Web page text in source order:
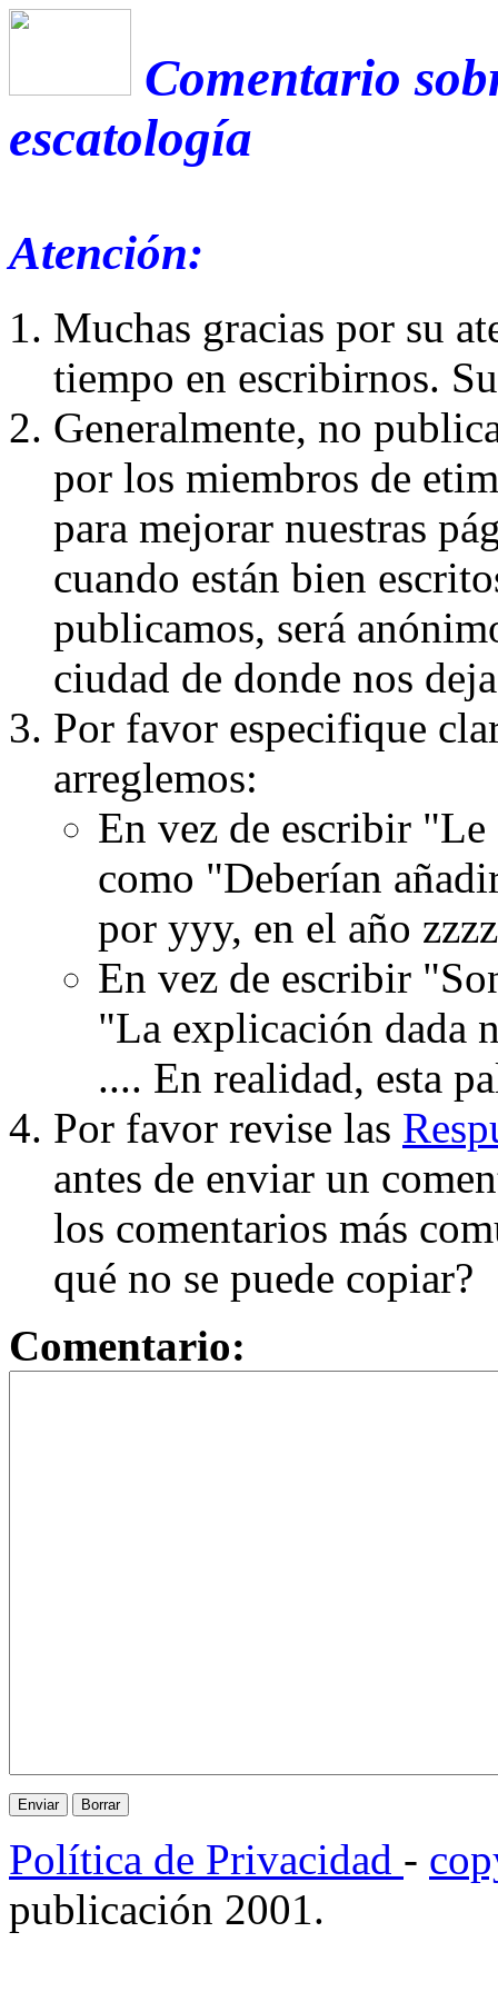
Comentario
escatología
Atención:
Muchas gracias por su
tiempo en escribirnos.
Generalmente, no
por los miembros de
para mejorar nuestras
cuando están bien
publicamos, será
ciudad de donde nos
Por favor especifique
arreglemos:
En vez de escribir
como "Deberían
por yyy, en el año
En vez de escribir
"La explicación dada
.... En realidad, esta
Por favor revise las
antes de enviar un
los comentarios más
qué no se puede copiar?
Comentario:
Política de Privacidad -
publicación 2001.